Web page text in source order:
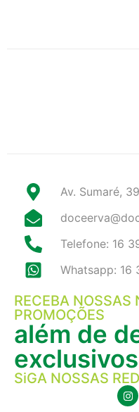
Av. Sumaré,
Telefone: 16
Whatsapp: 16
RECEBA NOSSAS
PROMOÇÕES
além de
SiGA NOSSAS